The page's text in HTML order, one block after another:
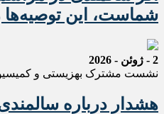
شماست، این توصیه‌ها
2 - ژوئن - 2026
نشست مشترک بهزیستی و
هشدار درباره